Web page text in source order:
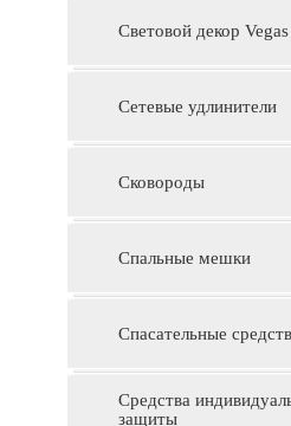
Световой декор Vegas
Сетевые удлинители
Сковороды
Спальные мешки
Спасательные
Средства
защиты